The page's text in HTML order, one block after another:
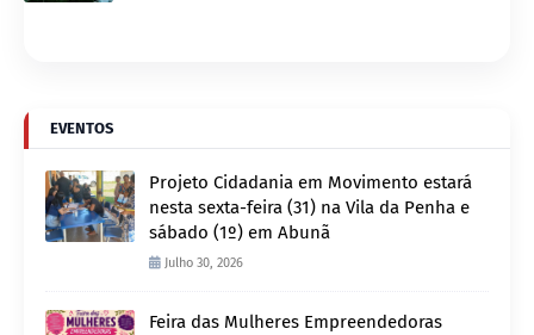
EVENTOS
Projeto Cidadania em Movimento estará
nesta sexta-feira (31) na Vila da Penha e
sábado (1º) em Abunã
Julho 30, 2026
Feira das Mulheres Empreendedoras